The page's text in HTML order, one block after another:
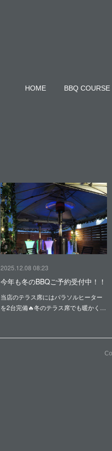
HOME BBQ COURSE
2025.12.08 08:23
今年も冬のBBQご予約受付中！！
当店のテラス席にはパラソルヒーター
を2台完備🔥冬のテラス席でも暖かく…